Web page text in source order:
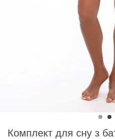
Комплект для сну з